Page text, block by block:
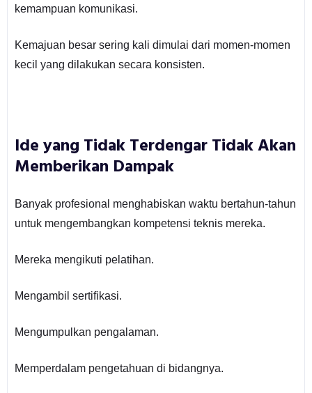
kemampuan komunikasi.
Kemajuan besar sering kali dimulai dari momen-momen
kecil yang dilakukan secara konsisten.
Ide yang Tidak Terdengar Tidak Akan
Memberikan Dampak
Banyak profesional menghabiskan waktu bertahun-tahun
untuk mengembangkan kompetensi teknis mereka.
Mereka mengikuti pelatihan.
Mengambil sertifikasi.
Mengumpulkan pengalaman.
Memperdalam pengetahuan di bidangnya.